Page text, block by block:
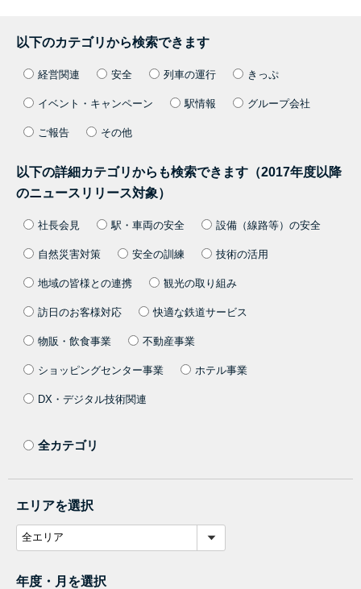
以下のカテゴリから検索できます
経営関連 安全 列車の運行 きっぷ
イベント・キャンペーン 駅情報 グループ会社
ご報告 その他
以下の詳細カテゴリからも検索できます（2017年度以降
のニュースリリース対象）
社長会見 駅・車両の安全 設備（線路等）の安全
自然災害対策 安全の訓練 技術の活用
地域の皆様との連携 観光の取り組み
訪日のお客様対応 快適な鉄道サービス
物販・飲食事業 不動産事業
ショッピングセンター事業 ホテル事業
DX・デジタル技術関連
全カテゴリ
エリアを選択
年度・月を選択